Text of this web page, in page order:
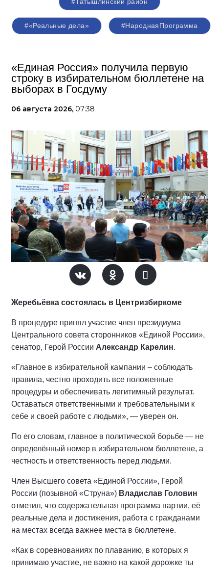
#«Реальные дела» #НароднаяПрограмма
«Единая Россия» получила первую
строку в избирательном бюллетене на
выборах в Госдуму
06 августа 2026, 07:38
Жеребьёвка состоялась в Центризбиркоме
В процедуре принял участие член президиума
Центрального совета сторонников «Единой России»,
сенатор, Герой России Александр Карелин.
«Главное в избирательной кампании – соблюдать
правила, честно проходить все положенные
процедуры и обеспечивать легитимный результат.
Оставаться ответственными и требовательными к
себе и своей работе с людьми», — уверен он.
По его словам, главное в политической борьбе — не
определённый номер в избирательном бюллетене, а
честность и ответственность перед людьми.
Член Высшего совета «Единой России», Герой
России (позывной «Струна») Владислав Головин
отметил, что содержательная программа партии, её
реальные дела и достижения, работа с гражданами
на местах всегда важнее места в бюллетене.
«Как в соревнованиях по плаванию, в которых я
принимаю участие, не важно на какой дорожке ты